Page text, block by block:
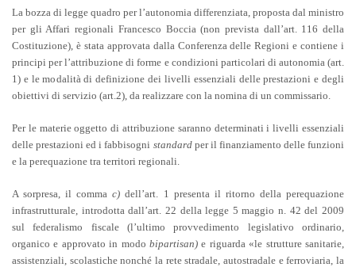
La bozza di legge quadro per l’autonomia differenziata, proposta dal ministro
per gli Affari regionali Francesco Boccia (non prevista dall’art. 116 della
Costituzione), è stata approvata dalla Conferenza delle Regioni e contiene i
principi per l’attribuzione di forme e condizioni particolari di autonomia (art.
1) e le modalità di definizione dei livelli essenziali delle prestazioni e degli
obiettivi di servizio (art.2), da realizzare con la nomina di un commissario.
Per le materie oggetto di attribuzione saranno determinati i livelli essenziali
delle prestazioni ed i fabbisogni standardper il finanziamento delle funzioni
e la perequazione tra territori regionali.
A sorpresa, il commac) dell’art. 1 presenta il ritorno della perequazione
infrastrutturale, introdotta dall’art. 22 della legge 5 maggio n. 42 del 2009
sul federalismo fiscale (l’ultimo provvedimento legislativo ordinario,
organico e approvato in modo bipartisan)e riguarda «le strutture sanitarie,
assistenziali, scolastiche nonché la rete stradale, autostradale e ferroviaria, la